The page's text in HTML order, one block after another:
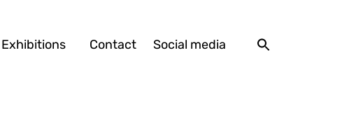
Exhibitions Contact Social media